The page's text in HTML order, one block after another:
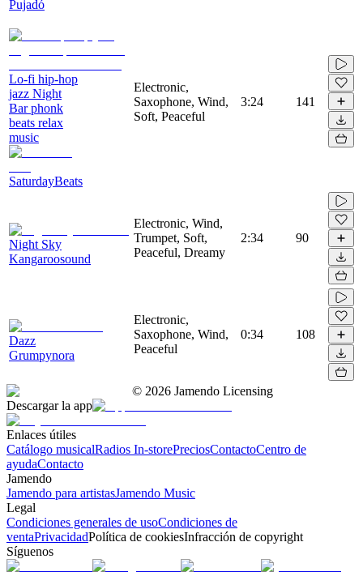
Pujadó
Lo-fi hip-hop
jazz Night
Bar phonk
beats relax
music
SaturdayBeats
Electronic,
Saxophone, Wind,
Soft, Peaceful
3:24 141
Night Sky
Kangaroosound
Electronic, Wind,
Trumpet, Soft,
Peaceful, Dreamy
2:34 90
Dazz
Grumpynora
Electronic,
Saxophone, Wind,
Peaceful
0:34 108
© 2026 Jamendo Licensing
Descargar la app
Enlaces útiles
Catálogo musicalRadios In-storePreciosContactoCentro de
ayudaContacto
Jamendo
Jamendo para artistasJamendo Music
Legal
Condiciones generales de usoCondiciones de
ventaPrivacidadPolítica de cookiesInfracción de copyright
Síguenos